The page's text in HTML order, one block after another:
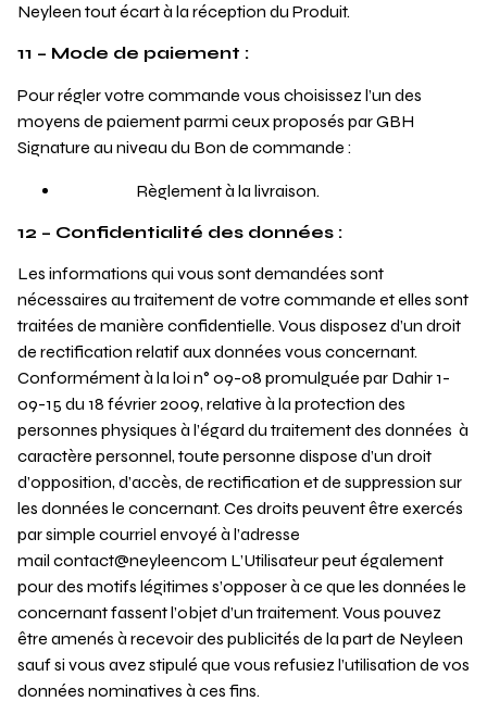
Neyleen tout écart à la réception du Produit.
11 – Mode de paiement :
Pour régler votre commande vous choisissez l’un des
moyens de paiement parmi ceux proposés par GBH
Signature au niveau du Bon de commande :
Règlement à la livraison.
12 – Confidentialité des données :
Les informations qui vous sont demandées sont
nécessaires au traitement de votre commande et elles sont
traitées de manière confidentielle. Vous disposez d’un droit
de rectification relatif aux données vous concernant.
Conformément à la loi n° 09-08 promulguée par Dahir 1-
09-15 du 18 février 2009, relative à la protection des
personnes physiques à l’égard du traitement des données à
caractère personnel, toute personne dispose d’un droit
d’opposition, d’accès, de rectification et de suppression sur
les données le concernant. Ces droits peuvent être exercés
par simple courriel envoyé à l’adresse
mail contact@neyleencom L’Utilisateur peut également
pour des motifs légitimes s’opposer à ce que les données le
concernant fassent l’objet d’un traitement. Vous pouvez
être amenés à recevoir des publicités de la part de Neyleen
sauf si vous avez stipulé que vous refusiez l’utilisation de vos
données nominatives à ces fins.